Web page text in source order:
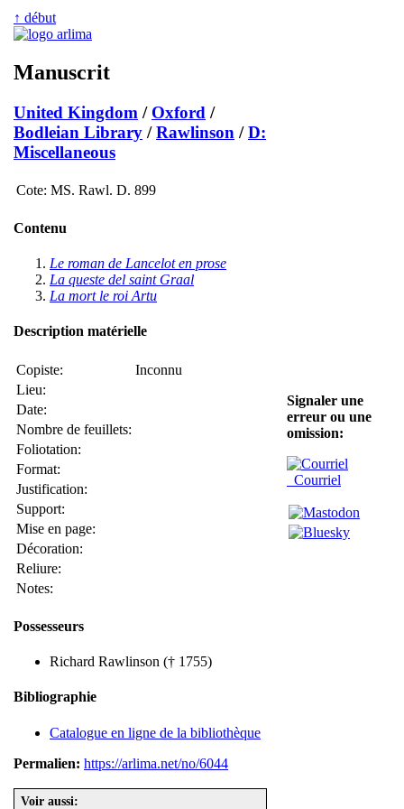
↑ début
Manuscrit
United Kingdom / Oxford /
Bodleian Library /Rawlinson /D:
Miscellaneous
Cote: MS. Rawl. D. 899
Contenu
Le roman de Lancelot en prose
La queste del saint Graal
La mort le roi Artu
Description matérielle
Copiste:
Inconnu
Lieu:
Date:
Nombre de feuillets:
Foliotation:
Format:
Justification:
Support:
Mise en page:
Décoration:
Reliure:
Notes:
Possesseurs
Richard Rawlinson († 1755)
Bibliographie
Catalogue en ligne de la bibliothèque
Permalien: https://arlima.net/no/6044
Voir aussi:
Signaler une
erreur ou une
omission:
Courriel